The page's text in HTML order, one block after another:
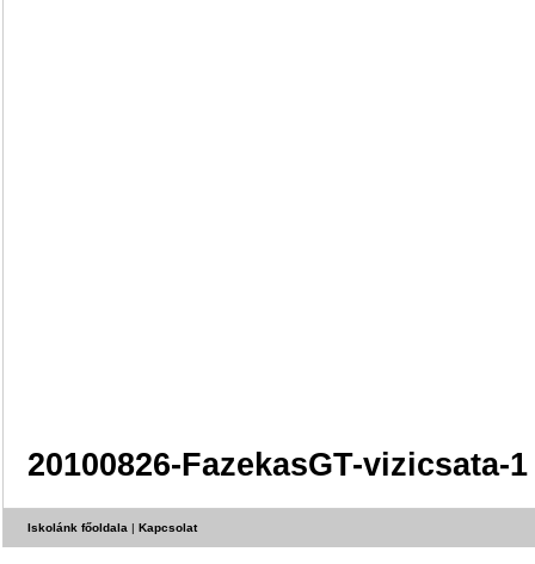
20100826-FazekasGT-vizicsata-1
Iskolánk főoldala | Kapcsolat